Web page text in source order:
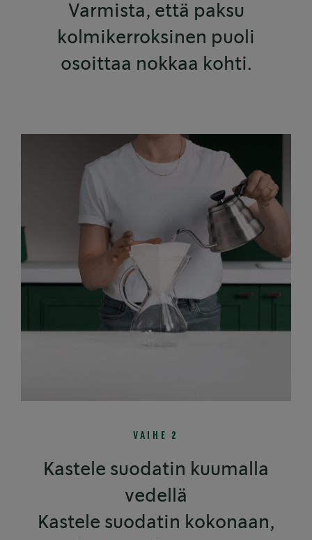
Varmista, että paksu
kolmikerroksinen puoli
osoittaa nokkaa kohti.
VAIHE 2
Kastele suodatin kuumalla
vedellä
Kastele suodatin kokonaan,